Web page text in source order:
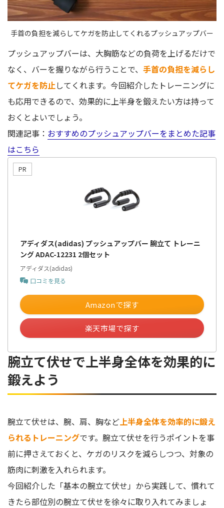
手首の負担を減らしてケガを防止してくれるプッシュアップバー
プッシュアップバーは、大胸筋などの負荷を上げるだけで
なく、バーを握りながら行うことで、 手首の負担を減らし
てケガを防止してくれます。今回紹介したトレーニングに
も応用できるので、効果的に上半身を鍛えたい方は持って
おくとよいでしょう。
関連記事： おすすめのプッシュアップバーをまとめた記事
はこちら
アディダス(adidas) プッシュアップバー 腕立て トレーニ
ング ADAC-12231 2個セット
アディダス(adidas)
口コミを見る
Amazonで探す
楽天市場で探す
腕立て伏せで上半身全体を効果的に
鍛えよう
腕立て伏せは、腕、肩、胸など上半身全体を効率的に鍛え
られるトレーニングです。腕立て伏せを行うポイントを事
前に押さえておくと、ケガのリスクを減らしつつ、対象の
筋肉に刺激を入れられます。
今回紹介した「基本の腕立て伏せ」から実践して、慣れて
きたら部位別の腕立て伏せを徐々に取り入れてみましょ